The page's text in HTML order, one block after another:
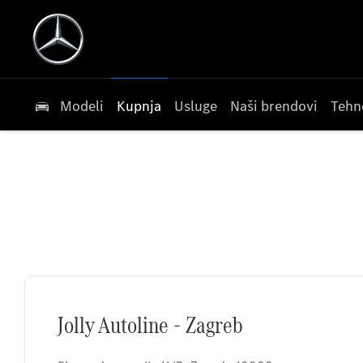
Modeli Kupnja Usluge Naši brendovi
Jolly Autoline - Zagreb